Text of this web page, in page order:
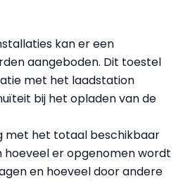
kan er een
aangeboden. Dit toestel
met het laadstation
bij het opladen van de
met het totaal beschikbaar
er opgenomen wordt
en hoeveel door andere